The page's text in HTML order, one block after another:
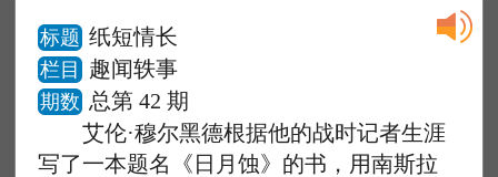
标题 纸短情长
栏目 趣闻轶事
期数 总第 42 期
艾伦·穆尔黑德根据他的战时记者生涯
写了一本题名《日月蚀》的书，用南斯拉